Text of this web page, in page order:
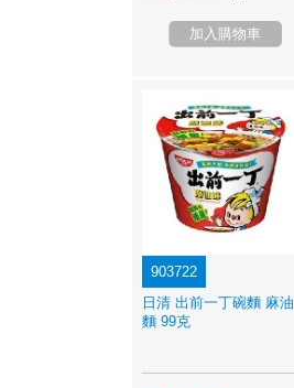
加入購物車
903722
日清 出前一丁碗麵 麻油
麵 99克